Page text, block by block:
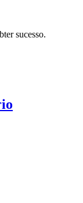
sucesso.